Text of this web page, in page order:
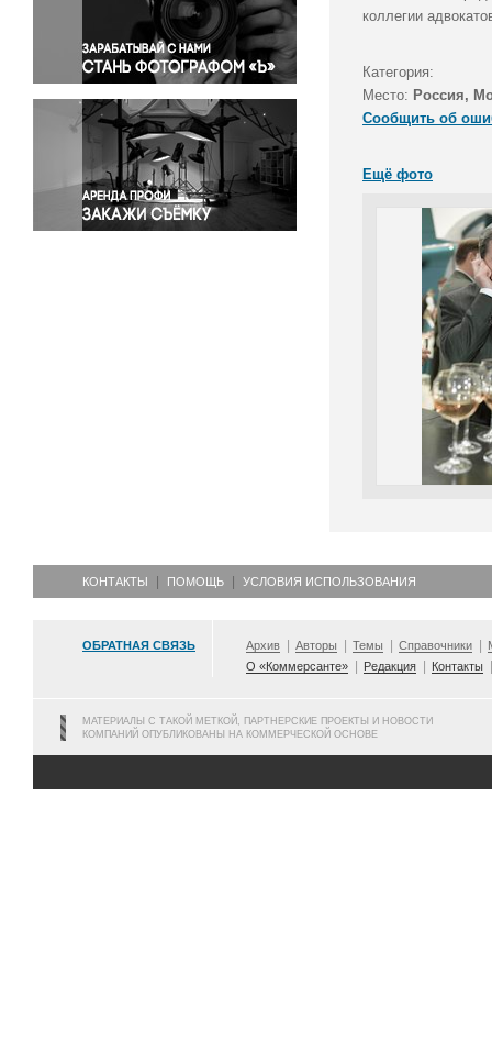
Правосудие
Происшествия и конфликты
Религия
Светская жизнь
Спорт
Экология
Экономика и бизнес
коллегии
Категория:
Место: Россия,
Сообщить об
Ещё фото
КОНТАКТЫ ПОМОЩЬ УСЛОВИЯ ИСПОЛЬЗОВАНИЯ
ОБРАТНАЯ СВЯЗЬ Архив Авторы Темы Справочники
О «Коммерсанте»
Редакция Контакты
МАТЕРИАЛЫ С ТАКОЙ МЕТКОЙ, ПАРТНЕРСКИЕ ПРОЕКТЫ И НОВОСТИ
КОМПАНИЙ ОПУБЛИКОВАНЫ НА КОММЕРЧЕСКОЙ ОСНОВЕ